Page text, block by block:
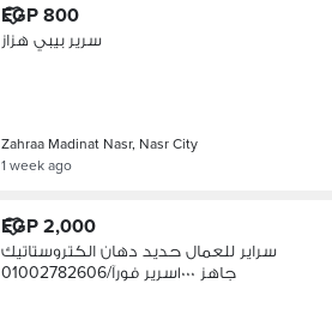
EGP 800
سرير بيبي هزاز
Zahraa Madinat Nasr, Nasr City
1 week ago
EGP 2,000
سراير للعمال حديد دهان الكتروستاتيك
جاهز ١٠٠٠سرير فورآ/01002782606